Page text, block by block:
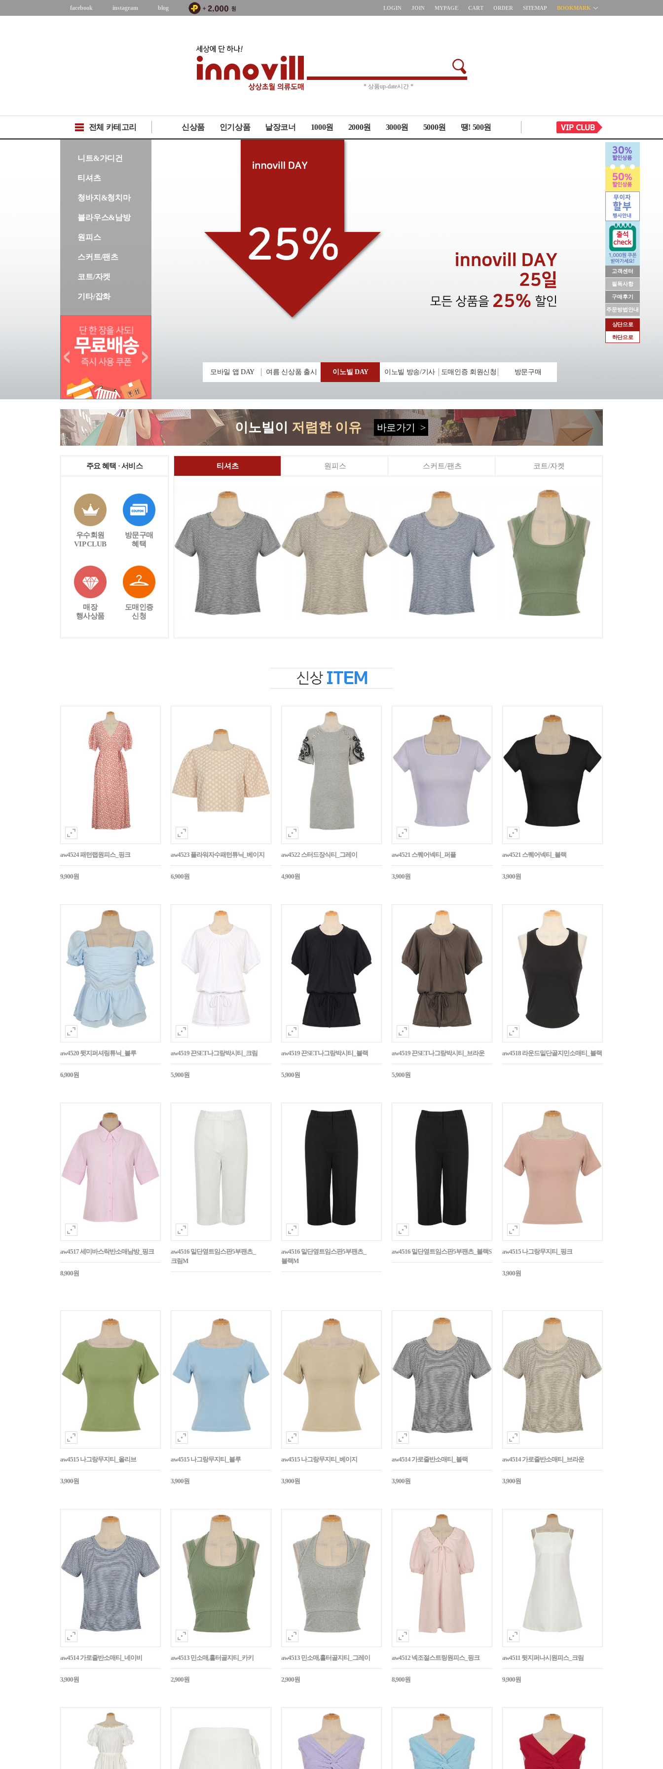
고객센터
필독사항
구매후기
주문방법안내
상단으로
하단으로
facebook instagram blog LOGIN JOIN MYPAGE CART ORDER SITEMAP BOOKMARK
* 주문취소 제한 *
* 상품up-date시간 *
전체 카테고리 신상품 인기상품 낱장코너 1000원 2000원 3000원 5000원 땡! 500원
니트&가디건
티셔츠
청바지&청치마
블라우스&남방
원피스
스커트/팬츠
코트/자켓
기타/잡화
모바일 앱 DAY 여름 신상품 출시 이노빌 DAY 이노빌 방송/기사 도매인증 회원신청 방문구매
이노빌이 저렴한 이유 바로가기 >
주요 혜택 · 서비스
우수회원
VIP CLUB
방문구매
혜택
매장
행사상품
도매인증
신청
티셔츠 원피스 스커트/팬츠 코트/자켓
aw4524 패턴랩원피스_핑크
9,900원
aw4523 플라워자수패턴튜닉_베이지
6,900원
aw4522 스터드장식티_그레이
4,900원
aw4521 스퀘어넥티_퍼플
3,900원
aw4521 스퀘어넥티_블랙
3,900원
aw4520 뒷지퍼셔링튜닉_블루
6,900원
aw4519 끈SET나그랑박시티_크림
5,900원
aw4519 끈SET나그랑박시티_블랙
5,900원
aw4519 끈SET나그랑박시티_브라운
5,900원
aw4518 라운드밑단골지민소매티_블랙
aw4517 세미바스락반소매남방_핑크
8,900원
aw4516 밑단옆트임스판5부팬츠_
크림M
aw4516 밑단옆트임스판5부팬츠_
블랙M
aw4516 밑단옆트임스판5부팬츠_블랙S aw4515 나그랑무지티_핑크
3,900원
aw4515 나그랑무지티_올리브
3,900원
aw4515 나그랑무지티_블루
3,900원
aw4515 나그랑무지티_베이지
3,900원
aw4514 가로줄반소매티_블랙
3,900원
aw4514 가로줄반소매티_브라운
3,900원
aw4514 가로줄반소매티_네이비
3,900원
aw4513 민소매,홀터골지티_카키
2,900원
aw4513 민소매,홀터골지티_그레이
2,900원
aw4512 넥조절스트링원피스_핑크
8,900원
aw4511 뒷지퍼나시원피스_크림
9,900원